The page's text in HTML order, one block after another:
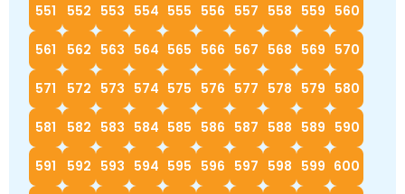
551 552 553 554 555 556 557 558 559 560
561 562 563 564 565 566 567 568 569 570
571 572 573 574 575 576 577 578 579 580
581 582 583 584 585 586 587 588 589 590
591 592 593 594 595 596 597 598 599 600